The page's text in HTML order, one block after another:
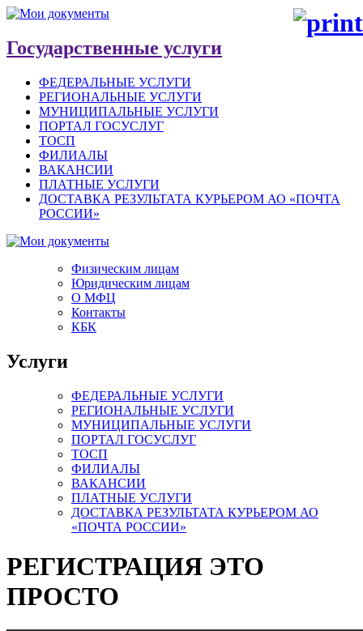
Государственные услуги
ФЕДЕРАЛЬНЫЕ УСЛУГИ
РЕГИОНАЛЬНЫЕ УСЛУГИ
МУНИЦИПАЛЬНЫЕ УСЛУГИ
ПОРТАЛ ГОСУСЛУГ
ТОСП
ФИЛИАЛЫ
ВАКАНСИИ
ПЛАТНЫЕ УСЛУГИ
ДОСТАВКА РЕЗУЛЬТАТА КУРЬЕРОМ АО «ПОЧТА
РОССИИ»
Физическим лицам
Юридическим лицам
О МФЦ
Контакты
КБК
Услуги
ФЕДЕРАЛЬНЫЕ УСЛУГИ
РЕГИОНАЛЬНЫЕ УСЛУГИ
МУНИЦИПАЛЬНЫЕ УСЛУГИ
ПОРТАЛ ГОСУСЛУГ
ТОСП
ФИЛИАЛЫ
ВАКАНСИИ
ПЛАТНЫЕ УСЛУГИ
ДОСТАВКА РЕЗУЛЬТАТА КУРЬЕРОМ АО
«ПОЧТА РОССИИ»
РЕГИСТРАЦИЯ ЭТО
ПРОСТО